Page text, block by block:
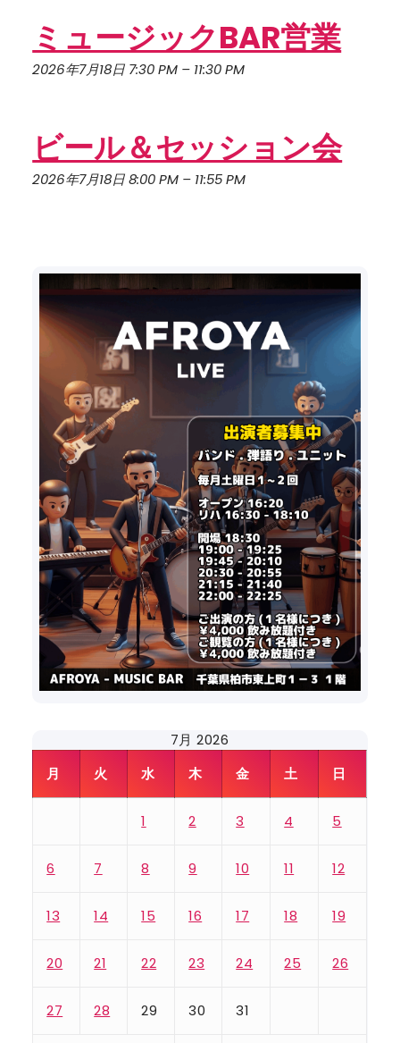
ミュージックBAR営業
2026年7月18日 7:30 PM – 11:30 PM
ビール＆セッション会
2026年7月18日 8:00 PM – 11:55 PM
7月 2026
月
火 水 木 金 土 日
1 2 3 4 5
6 7 8 9 10 11 12
13 14 15 16 17 18 19
20 21 22 23 24 25 26
27 28 29 30 31